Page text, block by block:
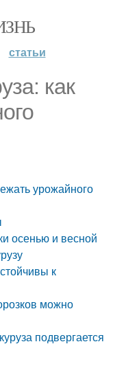
статьи
как
урожайного
осенью и весной
к
можно
подвергается